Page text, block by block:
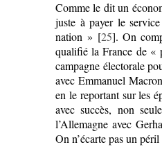
Comme le dit un
juste à payer le
nation » [25]. On
qualifié la France de «
campagne électorale
avec Emmanuel
en le reportant sur les
avec succès, non
l’Allemagne avec
On n’écarte pas un